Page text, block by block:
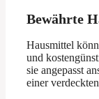
Bewährte
Hausmittel
und
sie angepasst
einer